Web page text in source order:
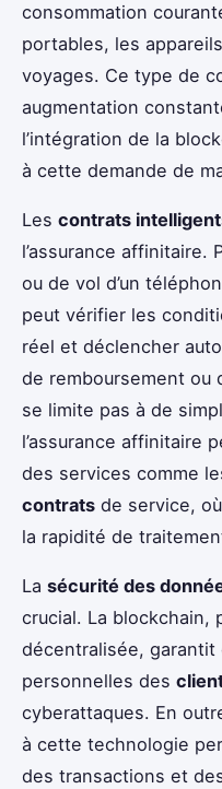
consommation
portables, les
voyages. Ce type de
augmentation
l’intégration de la
à cette demande de
Les contrats
l’assurance affinitaire.
ou de vol d’un
peut vérifier les
réel et déclencher
de remboursement ou
se limite pas à de
l’assurance affinitaire
des services comme
contrats de service,
la rapidité de
La sécurité des
crucial. La blockchain,
décentralisée,
personnelles des
cyberattaques. En
à cette technologie
des transactions et